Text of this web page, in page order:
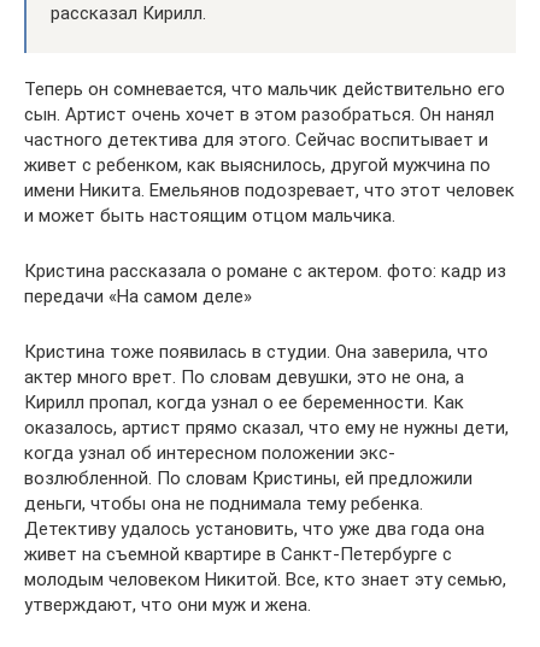
рассказал Кирилл.
Теперь он сомневается, что мальчик действительно его
сын. Артист очень хочет в этом разобраться. Он нанял
частного детектива для этого. Сейчас воспитывает и
живет с ребенком, как выяснилось, другой мужчина по
имени Никита. Емельянов подозревает, что этот человек
и может быть настоящим отцом мальчика.
Кристина рассказала о романе с актером. фото: кадр из
передачи «На самом деле»
Кристина тоже появилась в студии. Она заверила, что
актер много врет. По словам девушки, это не она, а
Кирилл пропал, когда узнал о ее беременности. Как
оказалось, артист прямо сказал, что ему не нужны дети,
когда узнал об интересном положении экс-
возлюбленной. По словам Кристины, ей предложили
деньги, чтобы она не поднимала тему ребенка.
Детективу удалось установить, что уже два года она
живет на съемной квартире в Санкт-Петербурге с
молодым человеком Никитой. Все, кто знает эту семью,
утверждают, что они муж и жена.